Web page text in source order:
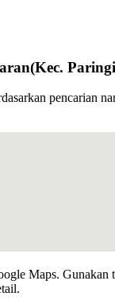
(Kec.
pencarian
Maps.